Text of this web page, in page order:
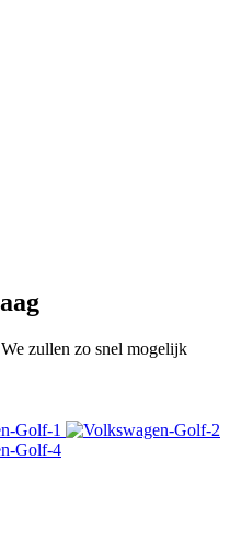
zullen zo snel mogelijk